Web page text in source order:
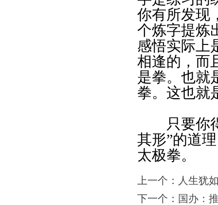
你有所发现
个炼字提炼
感悟实际上
相逢的，而
是拳。也就
拳。这也就
只要你得
其形”的道
太极拳。
上一个： 人生犹
下一个： 国办：